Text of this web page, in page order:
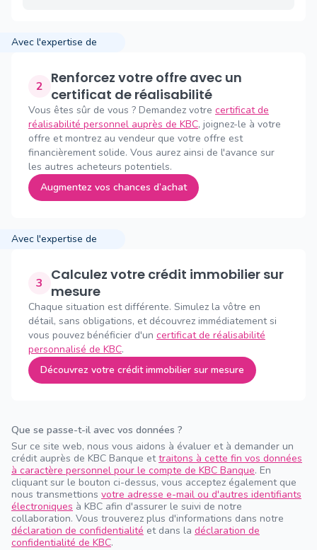
Avec l'expertise de
2 Renforcez votre offre avec un
certificat de réalisabilité
Vous êtes sûr de vous ? Demandez votre certificat de
réalisabilité personnel auprès de KBC, joignez-le à votre
offre et montrez au vendeur que votre offre est
financièrement solide. Vous aurez ainsi de l'avance sur
les autres acheteurs potentiels.
Augmentez vos chances d’achat
Avec l'expertise de
3
Calculez votre crédit immobilier sur
mesure
Chaque situation est différente. Simulez la vôtre en
détail, sans obligations, et découvrez immédiatement si
vous pouvez bénéficier d'un certificat de réalisabilité
personnalisé de KBC.
Découvrez votre crédit immobilier sur mesure
Que se passe-t-il avec vos données ?
Sur ce site web, nous vous aidons à évaluer et à demander un
crédit auprès de KBC Banque ettraitons à cette fin vos données
à caractère personnel pour le compte de KBC Banque. En
cliquant sur le bouton ci-dessus, vous acceptez également que
nous transmettions votre adresse e-mail ou d'autres identifiants
électroniques à KBC afin d'assurer le suivi de notre
collaboration. Vous trouverez plus d'informations dans notre
déclaration de confidentialité et dans la déclaration de
confidentialité de KBC.